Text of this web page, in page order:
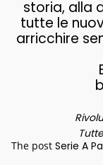
storia, alla
tutte le
arricchire
The post Serie A